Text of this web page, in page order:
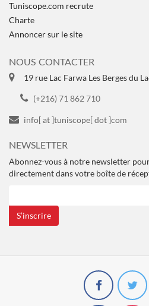
Tuniscope.com recrute
Charte
Annoncer sur le site
NOUS CONTACTER
19 rue Lac Farwa Les Berges du
(+216) 71 862 710
info[ at ]tuniscope[ dot ]com
NEWSLETTER
Abonnez-vous à notre newsletter
directement dans votre boîte de
S’inscrire